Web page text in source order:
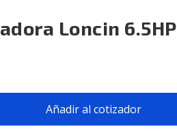
Loncin 6.5HP
Añadir al cotizador